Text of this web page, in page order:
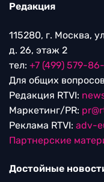
Редакция
115280, г. Москва,
д. 26, этаж 2
тел: +7 (499) 579-
Для общих
Редакция RTVI:
Маркетинг/PR:
Реклама RTVI: adv-
Партнерские
Достойные